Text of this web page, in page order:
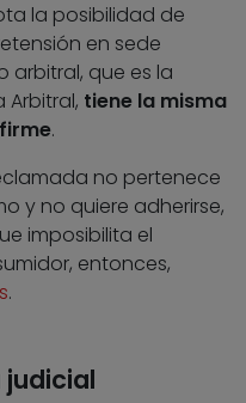
la posibilidad de
en sede
arbitral, que es la
tiene la misma
.
no pertenece
y no quiere adherirse,
imposibilita el
entonces,
.
judicial